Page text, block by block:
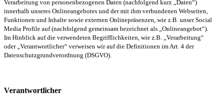
Verarbeitung von personenbezogenen Daten (nachfolgend kurz „Daten“)
innerhalb unseres Onlineangebotes und der mit ihm verbundenen Webseiten,
Funktionen und Inhalte sowie externen Onlinepräsenzen, wie z.B. unser Social
Media Profile auf (nachfolgend gemeinsam bezeichnet als „Onlineangebot“).
Im Hinblick auf die verwendeten Begrifflichkeiten, wie z.B. „Verarbeitung“
oder „Verantwortlicher“ verweisen wir auf die Definitionen im Art. 4 der
Datenschutzgrundverordnung (DSGVO).
Verantwortlicher